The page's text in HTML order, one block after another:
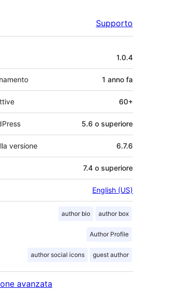
Supporto
1.0.4
1 anno fa
60+
5.6 o superiore
versione 6.7.6
7.4 o superiore
English (US)
author bio author box
Author Profile
author social icons guest author
avanzata